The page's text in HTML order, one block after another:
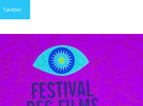
Twitter